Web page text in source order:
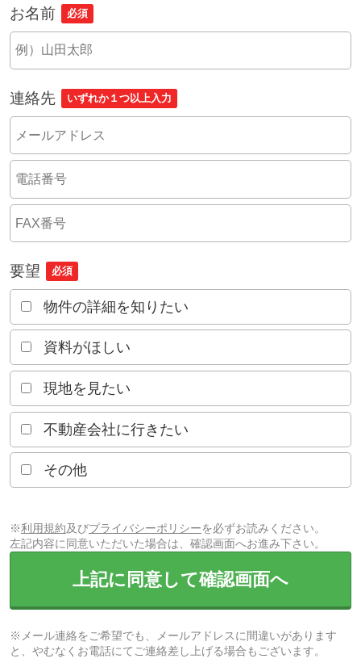
お名前 必須
連絡先 いずれか１つ以上入力
要望 必須
物件の詳細を知りたい
資料がほしい
現地を見たい
不動産会社に行きたい
その他
※利用規約及びプライバシーポリシーを必ずお読みください。
左記内容に同意いただいた場合は、確認画面へお進み下さい。
上記に同意して確認画面へ
※メール連絡をご希望でも、メールアドレスに間違いがあります
と、やむなくお電話にてご連絡差し上げる場合もございます。